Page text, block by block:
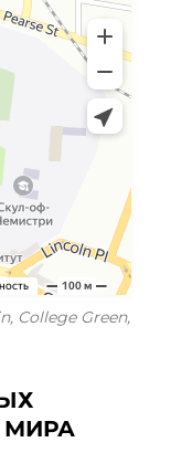
College Green,
МИРА